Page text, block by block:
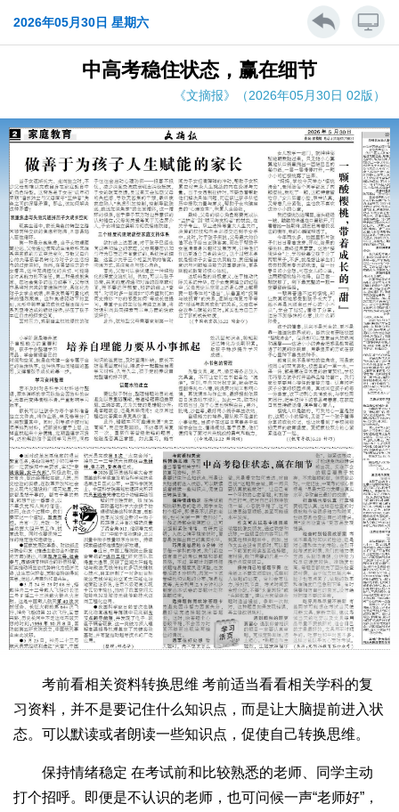
2026年05月30日 星期六
中高考稳住状态，赢在细节
《文摘报》（2026年05月30日 02版）
考前看相关资料转换思维 考前适当看看相关学科的复
习资料，并不是要记住什么知识点，而是让大脑提前进入状
态。可以默读或者朗读一些知识点，促使自己转换思维。
保持情绪稳定 在考试前和比较熟悉的老师、同学主动
打个招呼。即便是不认识的老师，也可问候一声“老师好”，